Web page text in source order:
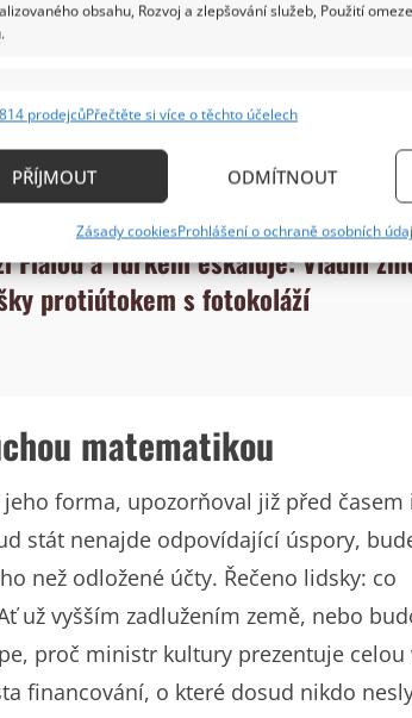
obsahu, Rozvoj a zlepšování služeb, Použití
zařízení na základě automaticky přenášených informací.
aktivně vyžádaných informací.
bezpečnosti, předcházení a zjišťování
prodejcůPřečtěte si více o těchto účelech
PŘÍJMOUT ODMÍTNOUT
Zásady cookiesProhlášení o ochraně osobních
peníze prostřednictvím
rozpočtu, logika říká jediné: stát
a dalších příjmů. Klempířovo
Fialou a Turkem eskaluje: Vládní
protiútokem s fotokoláží
matematikou
forma, upozorňoval již před časem
stát nenajde odpovídající úspory,
než odložené účty. Řečeno lidsky: co
už vyšším zadlužením země, nebo
proč ministr kultury prezentuje celou
financování, o které dosud nikdo